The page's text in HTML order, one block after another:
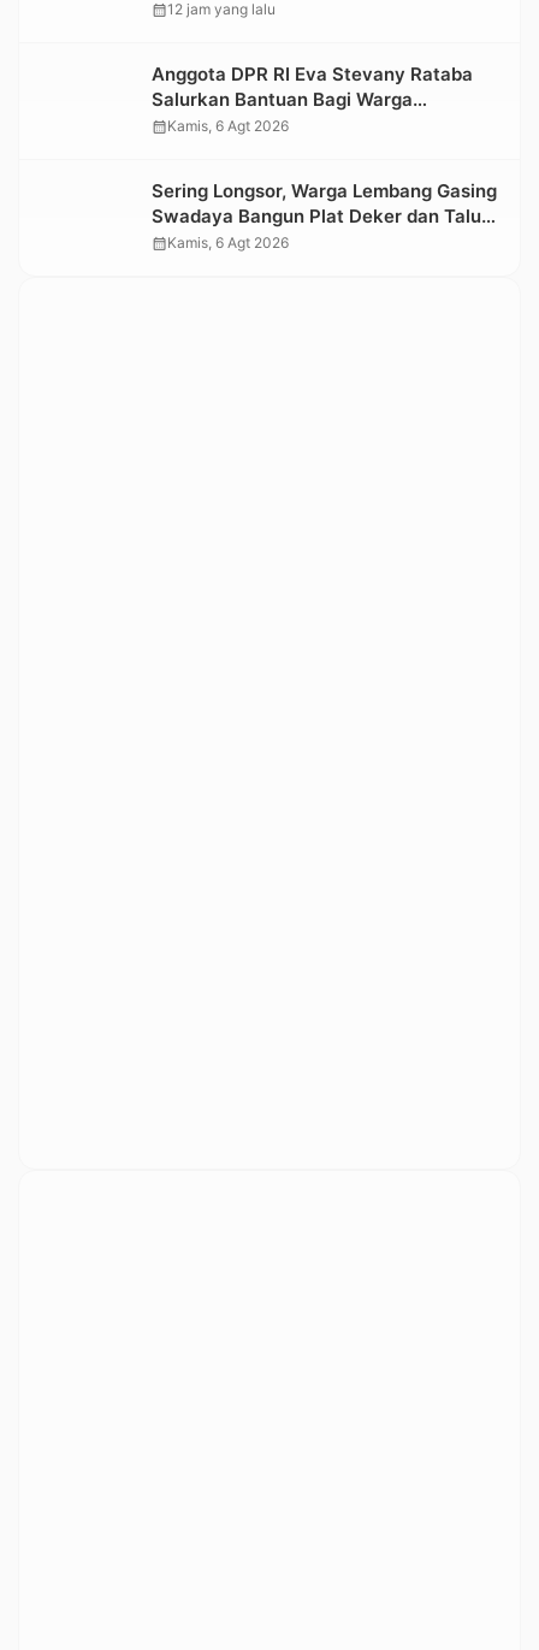
tidak Larut dalam Trauma dan
calendar_month12 jam yang lalu
Anggota DPR RI Eva Stevany Rataba
Salurkan Bantuan Bagi Warga
Terdampak Longsor di Buntu Pepasan
calendar_monthKamis, 6 Agt 2026
Sering Longsor, Warga Lembang Gasing
Swadaya Bangun Plat Deker dan Talut
Jalan Penghubung Antar Lembang
calendar_monthKamis, 6 Agt 2026